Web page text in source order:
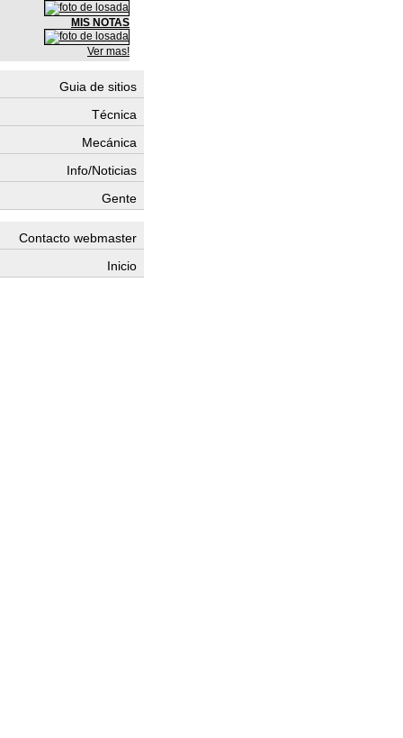
MIS NOTAS
Ver mas!
Guia de sitios
Técnica
Mecánica
Info/Noticias
Gente
Contacto webmaster
Inicio